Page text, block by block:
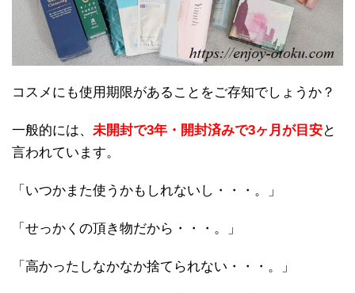
コスメにも使用期限があることをご存知でしょうか？
一般的には、 未開封で3年・開封済みで3ヶ月が目安と
言われています。
「いつかまた使うかもしれないし・・・。」
「せっかくの頂き物だから・・・。」
「高かったしなかなか捨てられない・・・。」